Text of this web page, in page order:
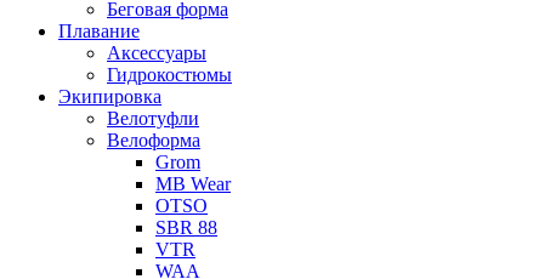
Беговая форма
Плавание
Аксессуары
Гидрокостюмы
Экипировка
Велотуфли
Велоформа
Grom
MB Wear
OTSO
SBR 88
VTR
WAA